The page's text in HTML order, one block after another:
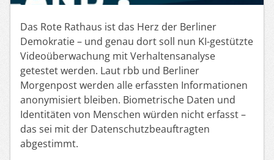
Das Rote Rathaus ist das Herz der Berliner
Demokratie – und genau dort soll nun KI-gestützte
Videoüberwachung mit Verhaltensanalyse
getestet werden. Laut rbb und Berliner
Morgenpost werden alle erfassten Informationen
anonymisiert bleiben. Biometrische Daten und
Identitäten von Menschen würden nicht erfasst –
das sei mit der Datenschutzbeauftragten
abgestimmt.